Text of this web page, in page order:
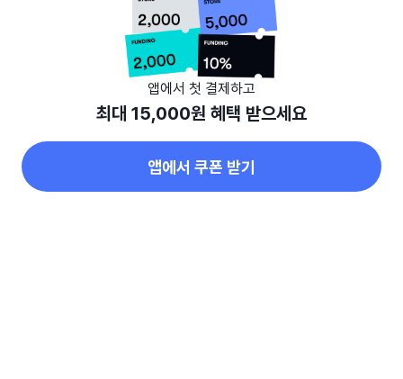
와디즈 홈으로
다시 시도하기
앱에서 첫 결제하고
최대 15,000원 혜택 받으세요
앱에서 쿠폰 받기